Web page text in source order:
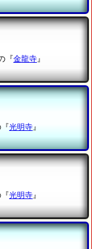
『金龍寺 』
光明寺 』
光明寺』